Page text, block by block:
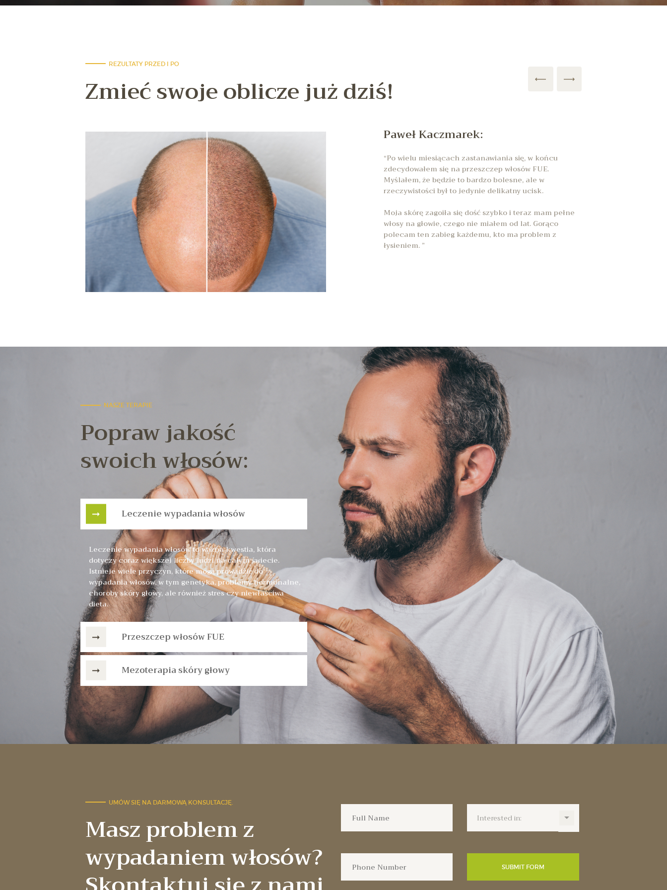
REZULTATY PRZED I PO
Zmieć swoje oblicze już dziś!
Paweł Kaczmarek:
“Po wielu miesiącach zastanawiania się, w końcu
zdecydowałem się na przeszczep włosów FUE.
Myślałem, że będzie to bardzo bolesne, ale w
rzeczywistości był to jedynie delikatny ucisk.
Moja skórę zagoiła się dość szybko i teraz mam pełne
włosy na głowie, czego nie miałem od lat. Gorąco
polecam ten zabieg każdemu, kto ma problem z
łysieniem. ”
NASZE TERAPIE
Popraw jakość
swoich włosów:
Leczenie wypadania włosów
Leczenie wypadania włosów to ważna kwestia, która
dotyczy coraz większej liczby ludzi na całym świecie.
Istnieje wiele przyczyn, które mogą prowadzić do
wypadania włosów, w tym genetyka, problemy hormonalne,
choroby skóry głowy, ale również stres czy niewłaściwa
dieta.
Przeszczep włosów FUE
Mezoterapia skóry głowy
UMÓW SIĘ NA DARMOWĄ KONSULTACJĘ.
Masz problem z
wypadaniem włosów?